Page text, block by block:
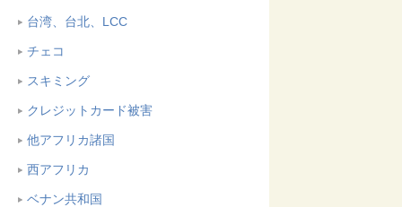
台湾、台北、LCC
チェコ
スキミング
クレジットカード被害
他アフリカ諸国
西アフリカ
ベナン共和国